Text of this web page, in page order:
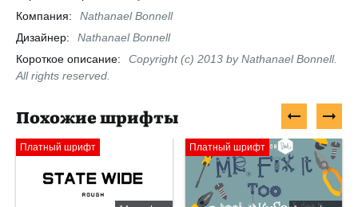
Компания:
Nathanael Bonnell
Дизайнер:
Nathanael Bonnell
Короткое описание:
Copyright (c) 2013 by Nathanael Bonnell.
All rights reserved.
Похожие шрифты
Платный шрифт Платный шрифт